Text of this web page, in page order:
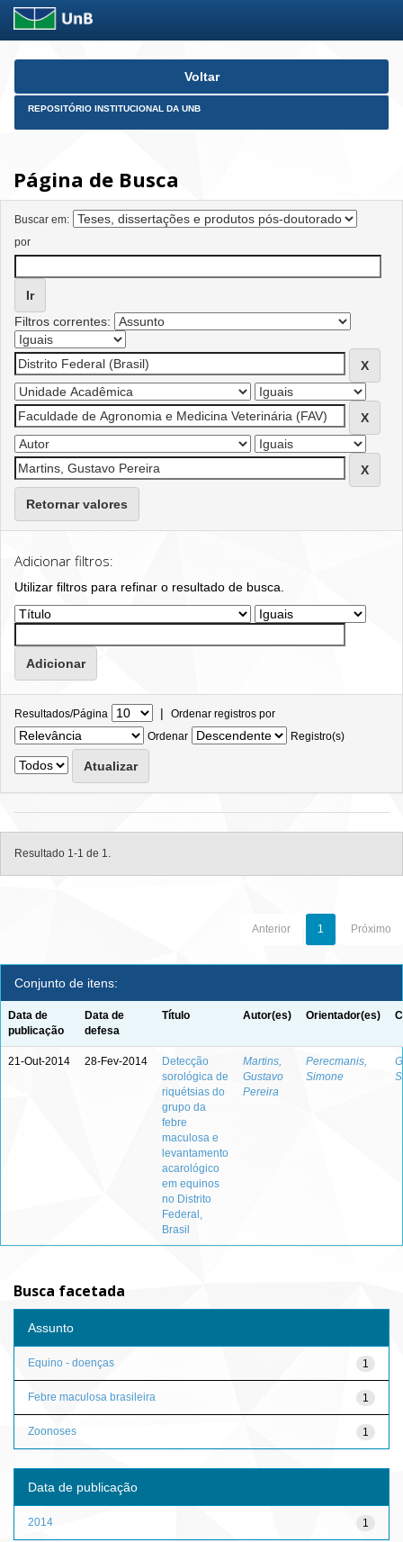
Skip
Voltar
REPOSITÓRIO INSTITUCIONAL DA UNB
Página de Busca
Buscar em:
por
Filtros correntes:
Retornar valores
Adicionar filtros:
Utilizar filtros para refinar o resultado de busca.
Resultados/Página | Ordenar registros por
Ordenar
Registro(s)
Resultado 1-1 de 1.
Anterior 1 Próximo
Conjunto de itens:
Data de
publicação
Data de
defesa
Título Autor(es) Orientador(es)
21-Out-2014 28-Fev-2014
Detecção
sorológica de
riquétsias do
grupo da
febre
maculosa e
levantamento
acarológico
em equinos
no Distrito
Federal,
Brasil
Martins,
Gustavo
Pereira
Perecmanis,
Simone
Busca facetada
Assunto
1
Equino - doenças
1
Febre maculosa brasileira
1
Zoonoses
Data de publicação
1
2014